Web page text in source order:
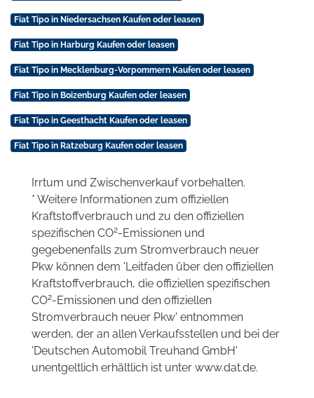
Fiat Tipo in Niedersachsen Kaufen oder leasen
Fiat Tipo in Harburg Kaufen oder leasen
Fiat Tipo in Mecklenburg-Vorpommern Kaufen oder leasen
Fiat Tipo in Boizenburg Kaufen oder leasen
Fiat Tipo in Geesthacht Kaufen oder leasen
Fiat Tipo in Ratzeburg Kaufen oder leasen
Irrtum und Zwischenverkauf vorbehalten.
* Weitere Informationen zum offiziellen
Kraftstoffverbrauch und zu den offiziellen
spezifischen CO2-Emissionen und
gegebenenfalls zum Stromverbrauch neuer
Pkw können dem 'Leitfaden über den offiziellen
Kraftstoffverbrauch, die offiziellen spezifischen
CO2-Emissionen und den offiziellen
Stromverbrauch neuer Pkw' entnommen
werden, der an allen Verkaufsstellen und bei der
'Deutschen Automobil Treuhand GmbH'
unentgeltlich erhältlich ist unter www.dat.de.